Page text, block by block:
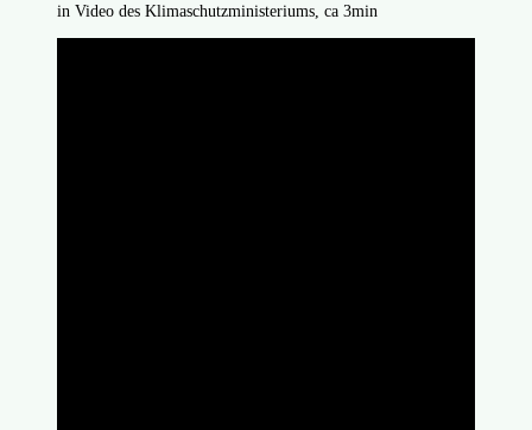
in Video des Klimaschutzministeriums, ca 3min